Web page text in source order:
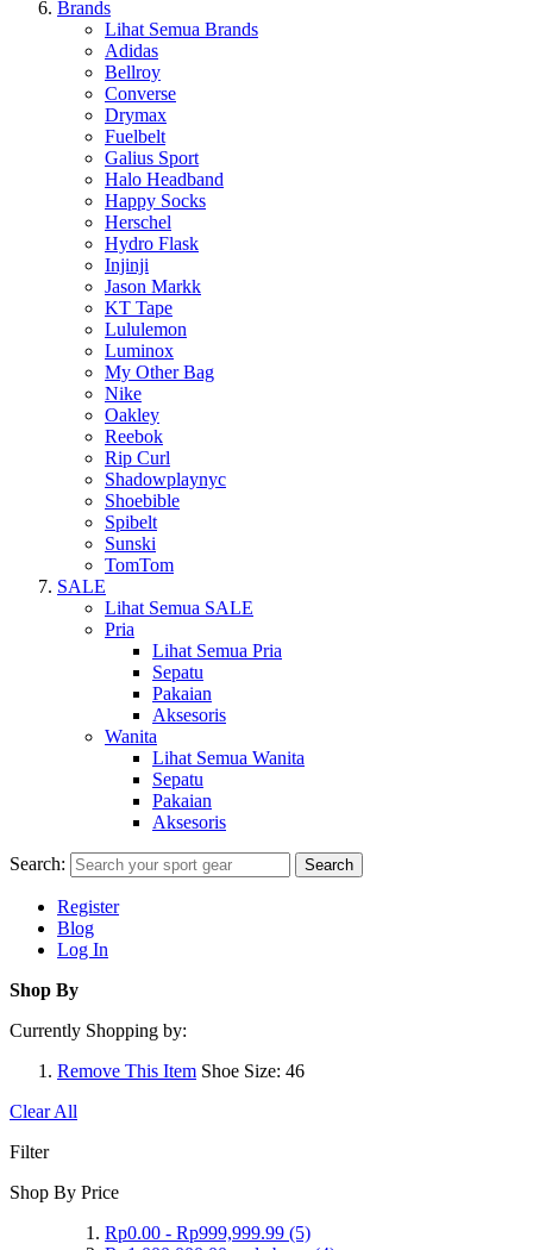
Brands
Lihat Semua Brands
Adidas
Bellroy
Converse
Drymax
Fuelbelt
Galius Sport
Halo Headband
Happy Socks
Herschel
Hydro Flask
Injinji
Jason Markk
KT Tape
Lululemon
Luminox
My Other Bag
Nike
Oakley
Reebok
Rip Curl
Shadowplaynyc
Shoebible
Spibelt
Sunski
TomTom
SALE
Lihat Semua SALE
Pria
Lihat Semua Pria
Sepatu
Pakaian
Aksesoris
Wanita
Lihat Semua Wanita
Sepatu
Pakaian
Aksesoris
Search: Search
Register
Blog
Log In
Shop By
Currently Shopping by:
Remove This Item Shoe Size: 46
Clear All
Filter
Shop By Price
Rp0.00 - Rp999,999.99 (5)